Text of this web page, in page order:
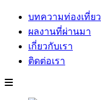
บทความท่องเที่ยว
ผลงานที่ผ่านมา
เกี่ยวกับเรา
ติดต่อเรา